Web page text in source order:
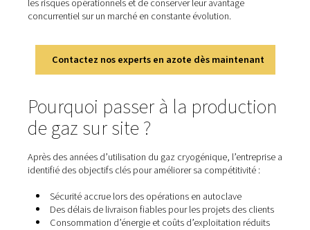
L’azote joue un rôle essentiel dans leurs processus de
pour le moulage de grandes pièces complexes. Pour
meilleur contrôle et des économies à long terme, Eligio
sur site.
Cette étude de cas révèle comment la
siteleur a permis de réduire les coûts énergétiques, de
les risques opérationnels et de conserver leur avantage